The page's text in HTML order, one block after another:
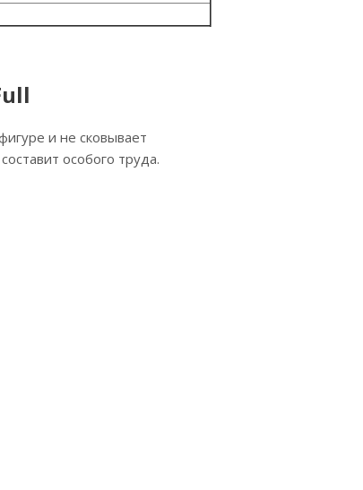
и не сковывает
особого труда.